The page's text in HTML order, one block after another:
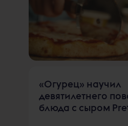
«Огурец» научил
девятилетнего
блюда с сыром